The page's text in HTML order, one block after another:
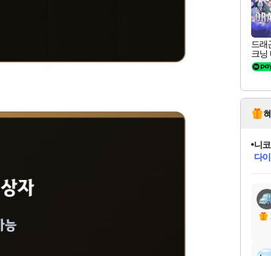
드래
크닝
ning
교
당
니코
다
당
당
당
당
당
에
당